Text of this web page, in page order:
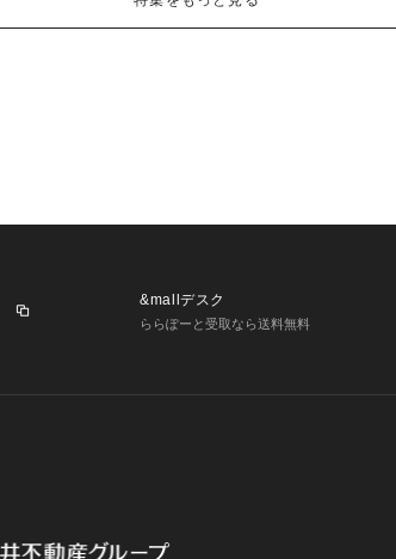
&mallデスク
ららぽーと受取なら送料無料